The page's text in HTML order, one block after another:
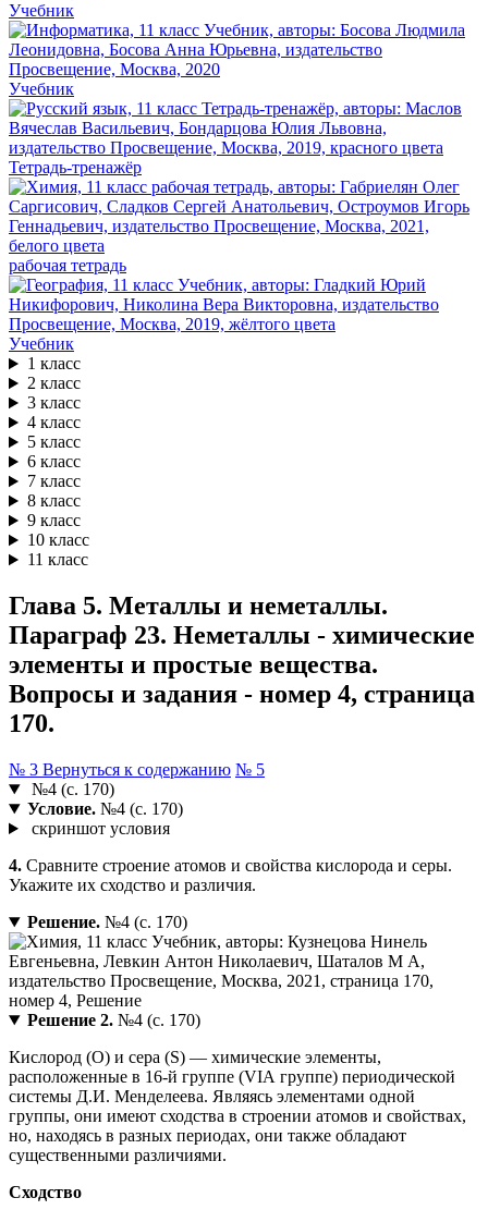
Учебник
Учебник
Тетрадь-тренажёр
рабочая тетрадь
Учебник
1 класс
2 класс
3 класс
4 класс
5 класс
6 класс
7 класс
8 класс
9 класс
10 класс
11 класс
Глава 5. Металлы и неметаллы.
Параграф 23. Неметаллы - химические
элементы и простые вещества.
Вопросы и задания - номер 4, страница
170.
№ 3 Вернуться к содержанию № 5
№4 (с. 170)
Условие.№4 (с. 170)
скриншот условия
4. Сравните строение атомов и свойства кислорода и серы.
Укажите их сходство и различия.
Решение.№4 (с. 170)
Решение 2.№4 (с. 170)
Кислород (O) и сера (S) — химические элементы,
расположенные в 16-й группе (VIА группе) периодической
системы Д.И. Менделеева. Являясь элементами одной
группы, они имеют сходства в строении атомов и свойствах,
но, находясь в разных периодах, они также обладают
существенными различиями.
Сходство